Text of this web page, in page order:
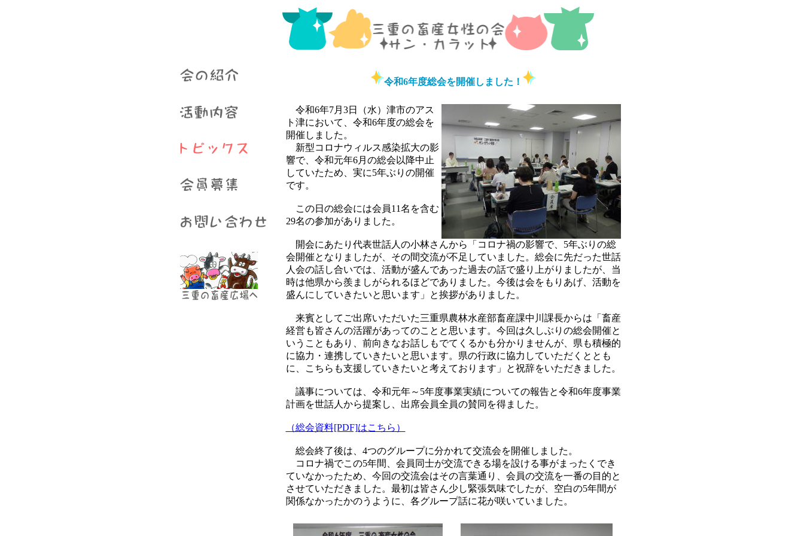
令和6年度総会を開催しました！
令和6年7月3日（水）津市のアス
ト津において、令和6年度の総会を
開催しました。
新型コロナウィルス感染拡大の影
響で、令和元年6月の総会以降中止
していたため、実に5年ぶりの開催
です。
この日の総会には会員11名を含む
29名の参加がありました。
開会にあたり代表世話人の小林さんから「 コロナ禍の影響で、5年ぶりの総
会開催となりましたが、その間交流が不足していました。総会に先だった世話
人会の話し合いでは、活動が盛んであった過去の話で盛り上がりましたが、当
時は他県から羨ましがられるほどでありました。今後は会をもりあげ、活動を
盛んにしていきたいと思います 」と挨拶がありました。
来賓としてご出席いただいた三重県農林水産部畜産課中川課長からは「 畜産
経営も皆さんの活躍があってのことと思います。今回は久しぶりの総会開催と
いうこともあり、前向きなお話しもでてくるかも分かりませんが、県も積極的
に協力・連携していきたいと思います。県の行政に協力していただくととも
に、こちらも支援していきたいと考えております」
と祝辞をいただきました。
議事については、令和元年～5年度事業実績についての報告と令和6年度事業
計画を世話人から提案し、出席会員全員の賛同を得ました。
（総会資料[PDF]はこちら）
総会終了後は、4つのグループに分かれて交流会を開催しました。
コロナ禍でこの5年間、会員同士が交流できる場を設ける事がまったくでき
ていなかったため、今回の交流会はその言葉通り、会員の交流を一番の目的と
させていただきました。最初は皆さん少し緊張気味でしたが、空白の5年間が
関係なかったかのうように、各グループ話に花が咲いていました。